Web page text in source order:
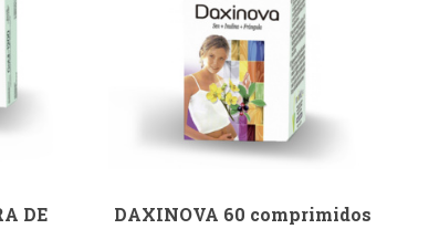
DE
DAXINOVA 60 comprimidos